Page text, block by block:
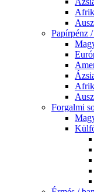
Papírpénz
Forgalmi